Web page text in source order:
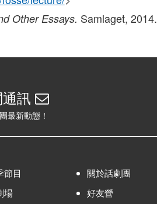
Other Essays. Samlaget, 2014.
訊
最新動態！
節目
場
關於話劇團
好友營